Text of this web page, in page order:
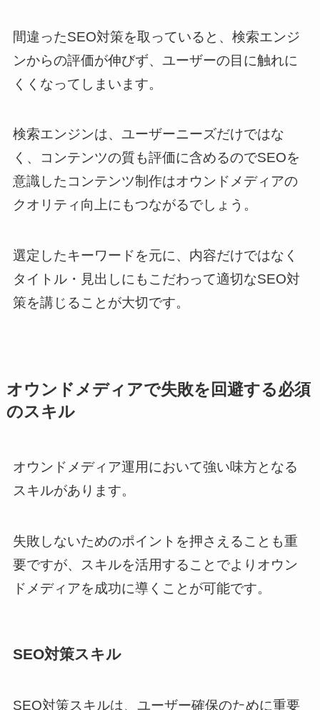
間違ったSEO対策を取っていると、検索エンジ
ンからの評価が伸びず、ユーザーの目に触れに
くくなってしまいます。
検索エンジンは、ユーザーニーズだけではな
く、コンテンツの質も評価に含めるのでSEOを
意識したコンテンツ制作はオウンドメディアの
クオリティ向上にもつながるでしょう。
選定したキーワードを元に、内容だけではなく
タイトル・見出しにもこだわって適切なSEO対
策を講じることが大切です。
オウンドメディアで失敗を回避する必須
のスキル
オウンドメディア運用において強い味方となる
スキルがあります。
失敗しないためのポイントを押さえることも重
要ですが、スキルを活用することでよりオウン
ドメディアを成功に導くことが可能です。
SEO対策スキル
SEO対策スキルは、ユーザー確保のために重要